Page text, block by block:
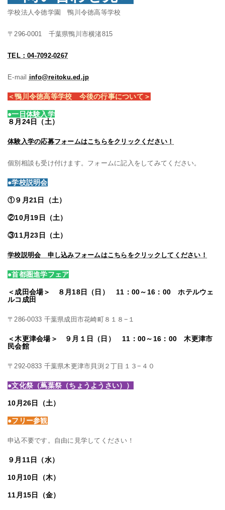
学校法人令徳学園 鴨川令徳高等学校
〒296-0001 千葉県鴨川市横渚815
TEL：04-7092-0267
E-mail info@reitoku.ed.jp
＜鴨川令徳高等学校 今後の行事について＞
●一日体験入学
８月24日（土）
体験入学の応募フォームはこちらをクリックください！
個別相談も受け付けます。フォームに記入をしてみてください。
●学校説明会
①９月21日（土）
②10月19日（土）
③11月23日（土）
学校説明会 申し込みフォームはこちらをクリックしてください！
●首都圏進学フェア
＜成田会場＞ ８月18日（日） 11：00～16：00 ホテルウェ
ルコ成田
〒286-0033 千葉県成田市花崎町８１８−１
＜木更津会場＞ ９月１日（日） 11：00～16：00 木更津市
民会館
〒292-0833 千葉県木更津市貝渕２丁目１３−４０
●文化祭（蔦葉祭（ちょうようさい））
10月26日（土）
●フリー参観
申込不要です。自由に見学してください！
９月11日（水）
10月10日（木）
11月15日（金）